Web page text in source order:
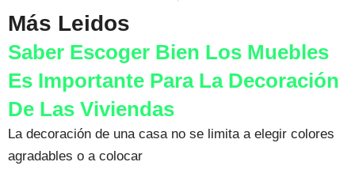
Más Leidos
Saber Escoger Bien Los Muebles
Es Importante Para La Decoración
De Las Viviendas
La decoración de una casa no se limita a elegir colores
agradables o a colocar